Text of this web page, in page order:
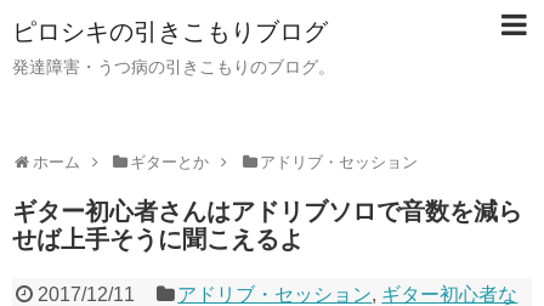
ピロシキの引きこもりブログ
発達障害・うつ病の引きこもりのブログ。
ホーム ギターとか アドリブ・セッション
ギター初心者さんはアドリブソロで音数を減ら
せば上手そうに聞こえるよ
2017/12/11 アドリブ・セッション, ギター初心者な